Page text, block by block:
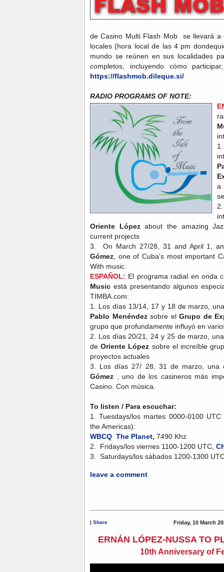
de Casino Multi Flash Mob se llevará
locales (hora local de las 4 pm
mundo se reúnen en sus localidades
completos, incluyendo cómo
https://flashmob.dileque.si/
RADIO PROGRAMS OF NOTE:
a
Oriente Lópezabout the amazing
current projects
3. On March 27/28, 31 and April 1,
Gómez, one of Cuba's most important
With music.
ESPAÑOL: El programa radial en onda
Music está presentando algunos
TIMBA.com:
1. Los días 13/14, 17 y 18 de marzo,
Pablo Menéndezsobre el Grupo de
grupo que profundamente influyó en
2. Los días 20/21, 24 y 25 de marzo,
deOriente López sobre el increíble
proyectos actuales
3. Los días 27/ 28, 31 de marzo, una
Gómez , uno de los casineros más
Casino. Con música.
To listen / Para escuchar:
1. Tuesdays/los martes 0000-0100
the Americas):
WBCQ The Planet, 7490 Khz
2. Fridays/los viernes 1100-1200 UTC,
3. Saturdays/los sábados 1200-1300
leave a comment
| Share Friday, 10 March
ERNÁN LÓPEZ-NUSSA TO
10th Anniversary of